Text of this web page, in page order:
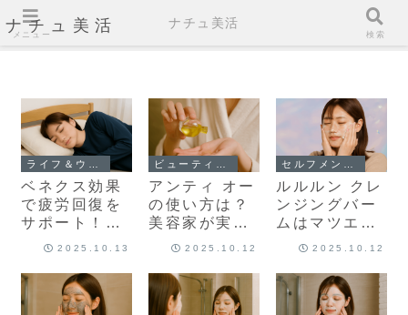
ナチュ美活
ベネクス効果
で疲労回復を
サポート！パ
ジャマにも使
ーウェアの秘
密を徹底解説
2025.10.13
アンティ オー
の使い方は？
美容家が実践
する正しい塗
コツ【クララ
ンス】
2025.10.12
ルルルン クレ
ンジングバー
ムはマツエク
OK？使える理
い方
2025.10.12
メニュー
ナチュ美活
検索